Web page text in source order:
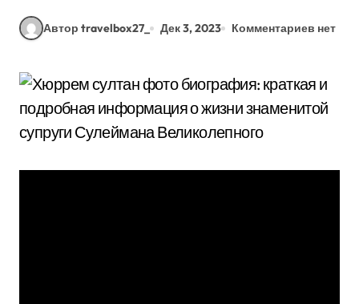
Автор travelbox27_ Дек 3, 2023 Комментариев нет